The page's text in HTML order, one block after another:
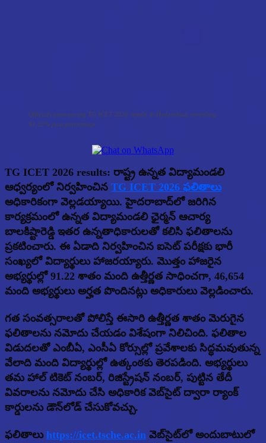
Officials announcing TG ICET 2026 results in Hyderabad, revealing
91.22% pass percentage.
TG ICET 2026 results: రాష్ట్ర ఉన్నత విద్యామండలి
ఆధ్వర్యంలో నిర్వహించిన TG ICET 2026 ఫలితాలు
అధికారికంగా వెల్లడయ్యాయి. హైదరాబాద్‌లో జరిగిన
కార్యక్రమంలో ఉన్నత విద్యామండలి ఛైర్మన్ ఆచార్య
బాలకిష్టారెడ్డి ఇతర ఉన్నతాధికారులతో కలిసి ఫలితాలను
ప్రకటించారు. ఈ ఏడాది నిర్వహించిన ఐసెట్ పరీక్షకు భారీ
సంఖ్యలో విద్యార్థులు హాజరయ్యారు. మొత్తం హాజరైన
అభ్యర్థుల్లో 91.22 శాతం మంది ఉత్తీర్ణత సాధించగా, 46,654
మంది అభ్యర్థులు అర్హత పొందినట్లు అధికారులు వెల్లడించారు.
గత సంవత్సరాలతో పోలిస్తే ఈసారి ఉత్తీర్ణత శాతం మెరుగైన
ఫలితాలను నమోదు చేయడం విశేషంగా నిలిచింది. ఫలితాల
విడుదలతో ఎంబీఏ, ఎంసీఏ కోర్సుల్లో ప్రవేశాలకు సిద్ధమవుతున్న
వేలాది మంది విద్యార్థుల్లో ఉత్కంఠకు తెరపడింది. అభ్యర్థులు
తమ హాల్ టికెట్ నంబర్, రిజిస్ట్రేషన్ నంబర్, పుట్టిన తేదీ
వివరాలను నమోదు చేసి అధికారిక వెబ్‌సైట్ ద్వారా ర్యాంక్
కార్డులను డౌన్‌లోడ్ చేసుకోవచ్చు.
ఫలితాలు https://icet.tsche.ac.in వెబ్‌సైట్‌లో అందుబాటులో